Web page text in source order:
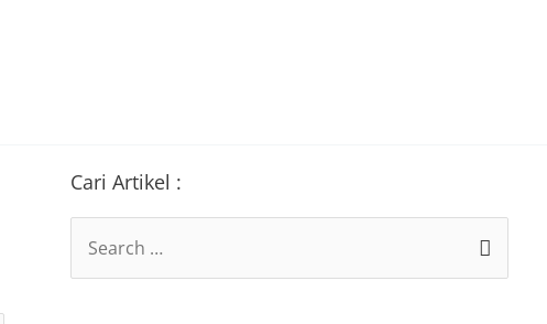
Cari Artikel :
for: